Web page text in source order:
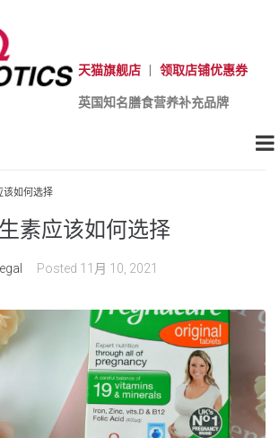
天猫旗舰店 领取店铺优惠券
英国知名膳食营养补充品牌
该如何选择
素应该如何选择
Legal Posted 11月 10, 2021